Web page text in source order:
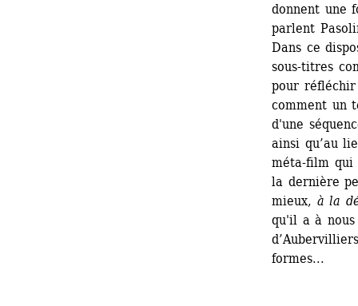
donnent une
parlent
Dans ce
sous-titres
pour réfléchir
comment un
d'une
ainsi qu’au
méta-film
la dernière
mieux, à la
qu'il a à
formes...